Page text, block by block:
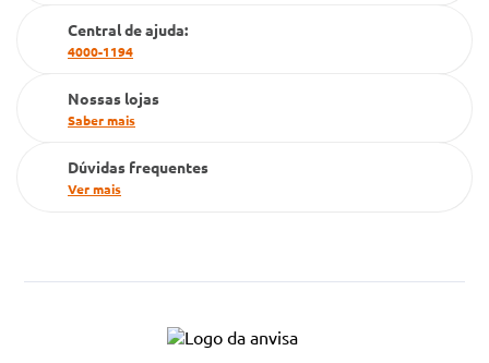
Cartão Grupo Conde
Televendas
Central de ajuda:
4000-1194
Nossas lojas
Saber mais
Dúvidas frequentes
Ver mais